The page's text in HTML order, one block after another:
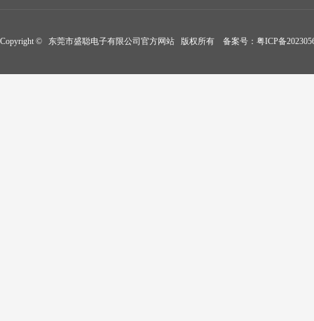
Copyright © 东莞市盛聪电子有限公司官方网站 版权所有 备案号： 粤ICP备